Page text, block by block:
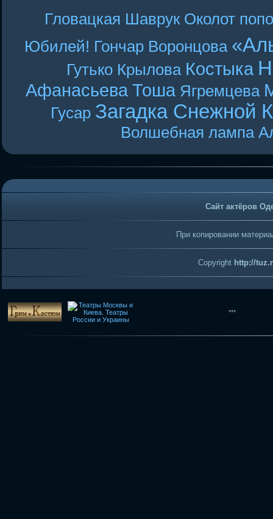
Гловацкая Шаврук Околот
Юбилей! Гончар Воронцова
Гутько Крылова Костыка
Афанасьева Тоша Ягремцева
Гусар Загадка Снежной
Волшебная лампа
Сайт актёров
При копировании
Copyright http://
***